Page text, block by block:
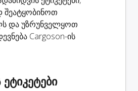
შეატყობინოთ
და უზრუნველყოთ
Cargoson-ის